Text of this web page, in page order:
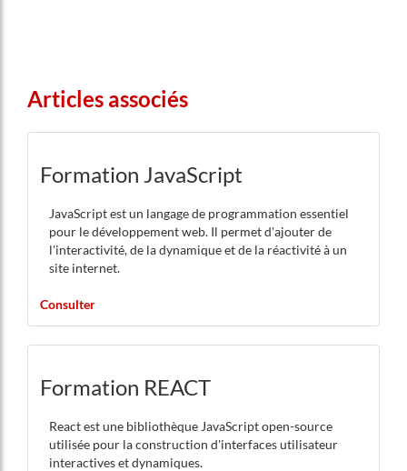
Articles associés
Formation JavaScript
JavaScript est un langage de programmation essentiel
pour le développement web. Il permet d'ajouter de
l'interactivité, de la dynamique et de la réactivité à un
site internet.
Consulter
Formation REACT
React est une bibliothèque JavaScript open-source
utilisée pour la construction d'interfaces utilisateur
interactives et dynamiques.